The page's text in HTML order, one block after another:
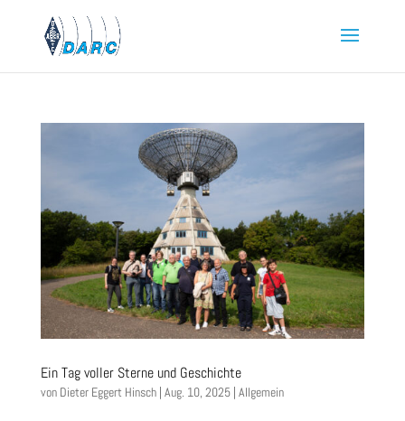
Ein Tag voller Sterne und Geschichte
von Dieter Eggert Hinsch| Aug. 10, 2025| Allgemein